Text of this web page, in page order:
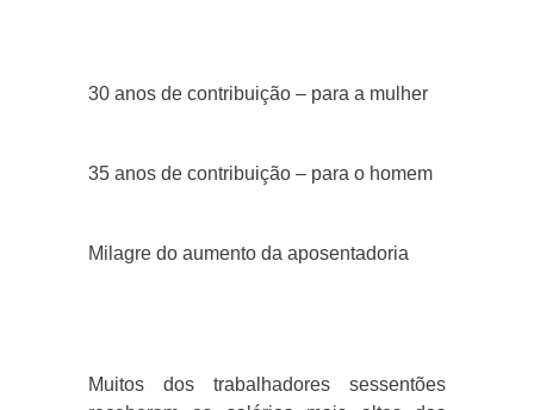
30 anos de contribuição – para a mulher
35 anos de contribuição – para o homem
Milagre do aumento da aposentadoria
Muitos dos trabalhadores sessentões